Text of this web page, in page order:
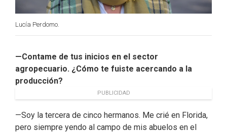
Lucía Perdomo.
—Contame de tus inicios en el sector
agropecuario. ¿Cómo te fuiste acercando a la
producción?
PUBLICIDAD
—Soy la tercera de cinco hermanos. Me crié en Florida,
pero siempre yendo al campo de mis abuelos en el